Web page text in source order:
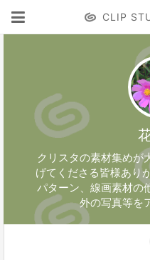
CLIP
クリスタの素材集めが
げてくださる皆様あり
パターン、線画素材の
外の写真等を